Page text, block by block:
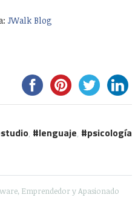
JWalk Blog
, lenguaje, psicología
Emprendedor y Apasionado